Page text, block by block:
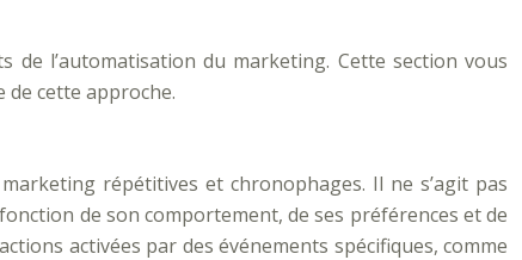
de l’automatisation du marketing. Cette section vous
de cette approche.
répétitives et chronophages. Il ne s’agit pas
de son comportement, de ses préférences et de
activées par des événements spécifiques, comme